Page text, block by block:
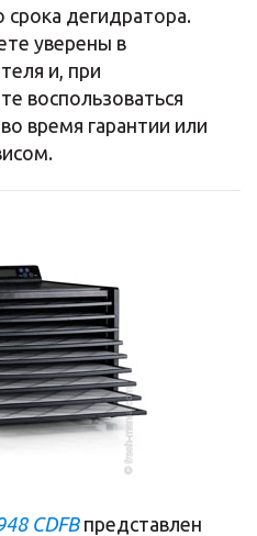
срока дегидратора.
уверены в
и, при
воспользоваться
время гарантии или
CDFBпредставлен